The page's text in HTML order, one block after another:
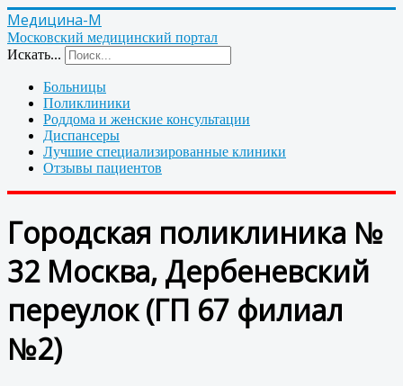
Медицина-М
Московский медицинский портал
Искать...
Больницы
Поликлиники
Роддома и женские консультации
Диспансеры
Лучшие специализированные клиники
Отзывы пациентов
Городская поликлиника №
32 Москва, Дербеневский
переулок (ГП 67 филиал
№2)